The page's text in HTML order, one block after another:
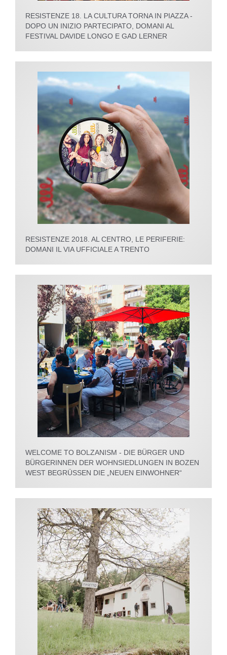
RESISTENZE 18. LA CULTURA TORNA IN PIAZZA -
DOPO UN INIZIO PARTECIPATO, DOMANI AL
FESTIVAL DAVIDE LONGO E GAD LERNER
RESISTENZE 2018. AL CENTRO, LE PERIFERIE:
DOMANI IL VIA UFFICIALE A TRENTO
WELCOME TO BOLZANISM - DIE BÜRGER UND
BÜRGERINNEN DER WOHNSIEDLUNGEN IN BOZEN
WEST BEGRÜSSEN DIE „NEUEN EINWOHNER“